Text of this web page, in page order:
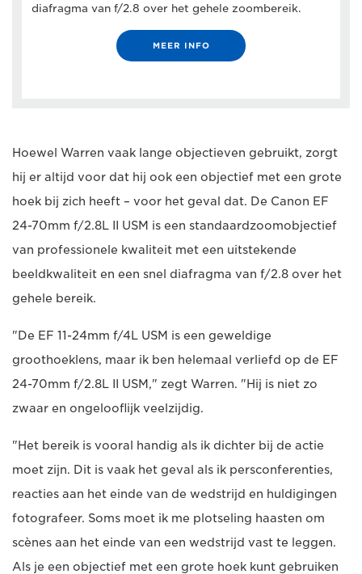
diafragma van f/2.8 over het gehele zoombereik.
MEER INFO
Hoewel Warren vaak lange objectieven gebruikt, zorgt
hij er altijd voor dat hij ook een objectief met een grote
hoek bij zich heeft – voor het geval dat. De Canon EF
24-70mm f/2.8L II USM is een standaardzoomobjectief
van professionele kwaliteit met een uitstekende
beeldkwaliteit en een snel diafragma van f/2.8 over het
gehele bereik.
"De EF 11-24mm f/4L USM is een geweldige
groothoeklens, maar ik ben helemaal verliefd op de EF
24-70mm f/2.8L II USM," zegt Warren. "Hij is niet zo
zwaar en ongelooflijk veelzijdig.
"Het bereik is vooral handig als ik dichter bij de actie
moet zijn. Dit is vaak het geval als ik persconferenties,
reacties aan het einde van de wedstrijd en huldigingen
fotografeer. Soms moet ik me plotseling haasten om
scènes aan het einde van een wedstrijd vast te leggen.
Als je een objectief met een grote hoek kunt gebruiken